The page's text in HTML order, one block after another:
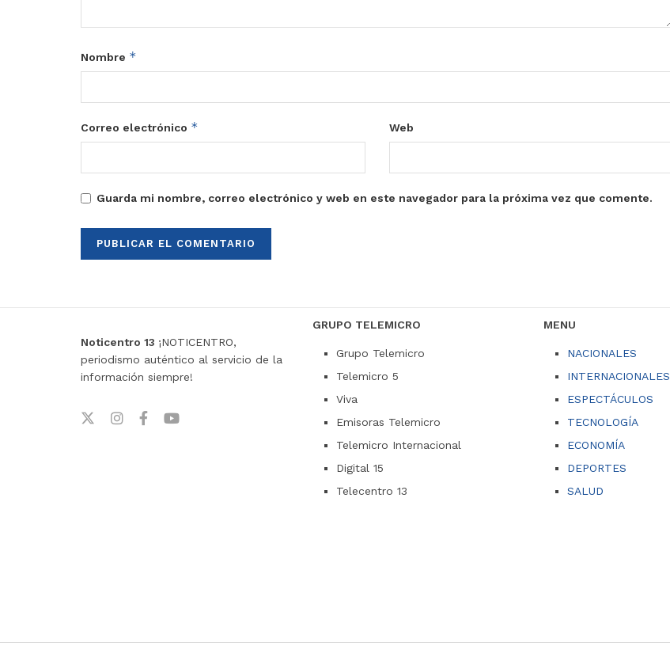
Nombre *
Correo electrónico * Web
Guarda mi nombre, correo electrónico y web en este navegador para la próxima vez que comente.
Noticentro 13 ¡NOTICENTRO,
periodismo auténtico al servicio de la
información siempre!
GRUPO TELEMICRO
Grupo Telemicro
Telemicro 5
Viva
Emisoras Telemicro
Telemicro Internacional
Digital 15
Telecentro 13
MENU
NACIONALES
INTERNACIONALES
ESPECTÁCULOS
TECNOLOGÍA
ECONOMÍA
DEPORTES
SALUD